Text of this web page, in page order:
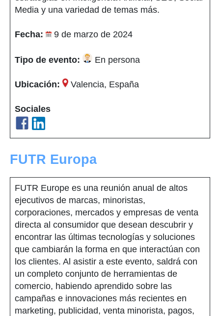
Media y una variedad de temas más.
Fecha: 9 de marzo de 2024
Tipo de evento: En persona
Ubicación: Valencia, España
Sociales
FUTR Europa
FUTR Europe es una reunión anual de altos
ejecutivos de marcas, minoristas,
corporaciones, mercados y empresas de venta
directa al consumidor que desean descubrir y
encontrar las últimas tecnologías y soluciones
que cambiarán la forma en que interactúan con
los clientes. Al asistir a este evento, saldrá con
un completo conjunto de herramientas de
comercio, habiendo aprendido sobre las
campañas e innovaciones más recientes en
marketing, publicidad, venta minorista, pagos,